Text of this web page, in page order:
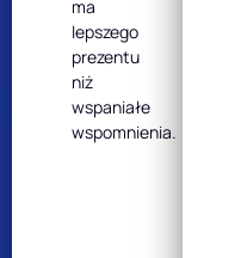
ma
lepszego
prezentu
niż
wspaniałe
wspomnienia.